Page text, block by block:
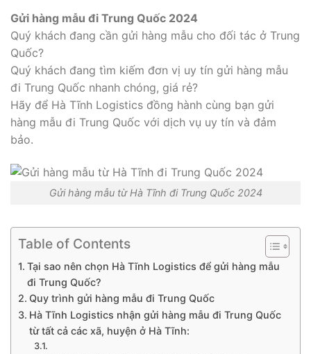
Gửi hàng mẫu đi Trung Quốc 2024
Quý khách đang cần gửi hàng mẫu cho đối tác ở Trung
Quốc?
Quý khách đang tìm kiếm đơn vị uy tín gửi hàng mẫu
đi Trung Quốc nhanh chóng, giá rẻ?
Hãy để Hà Tĩnh Logistics đồng hành cùng bạn gửi
hàng mẫu đi Trung Quốc với dịch vụ uy tín và đảm
bảo.
Gửi hàng mẫu từ Hà Tĩnh đi Trung Quốc 2024
Table of Contents
Tại sao nên chọn Hà Tĩnh Logistics để gửi hàng mẫu
đi Trung Quốc?
Quy trình gửi hàng mẫu đi Trung Quốc
Hà Tĩnh Logistics nhận gửi hàng mẫu đi Trung Quốc
từ tất cả các xã, huyện ở Hà Tĩnh: